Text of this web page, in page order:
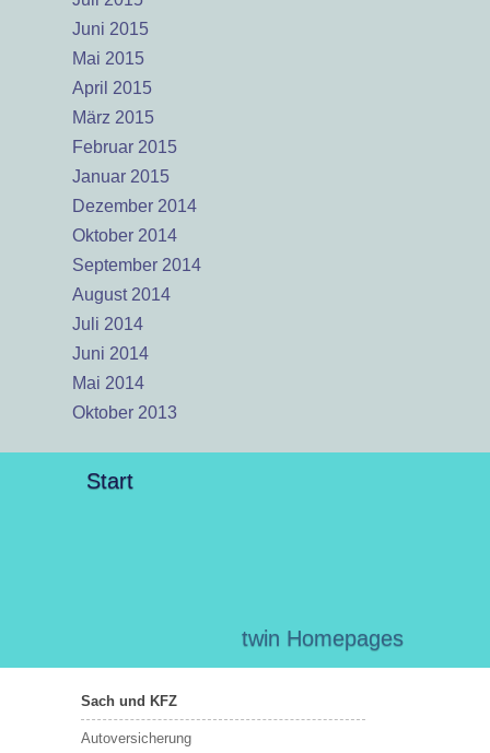
Juni 2015
Mai 2015
April 2015
März 2015
Februar 2015
Januar 2015
Dezember 2014
Oktober 2014
September 2014
August 2014
Juli 2014
Juni 2014
Mai 2014
Oktober 2013
Start
twin Homepages
Sach und KFZ
Autoversicherung